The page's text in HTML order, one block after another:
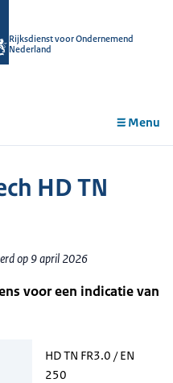
Rijksdienst voor Ondernemend
Nederland
Menu
HD TN
op 9 april 2026
voor een indicatie van
HD TN FR3.0 / EN
250